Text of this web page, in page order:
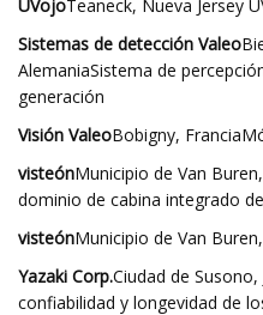
UVojoTeaneck, Nueva Jersey
Sistemas de detección Valeo
AlemaniaSistema de
generación
Visión ValeoBobigny,
visteónMunicipio de Van
dominio de cabina integrado
visteónMunicipio de Van
Yazaki Corp.Ciudad de
confiabilidad y longevidad de